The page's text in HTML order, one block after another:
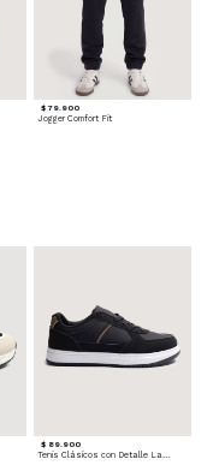
$ 79.900
Jogger Comfort Fit
$ 89.900